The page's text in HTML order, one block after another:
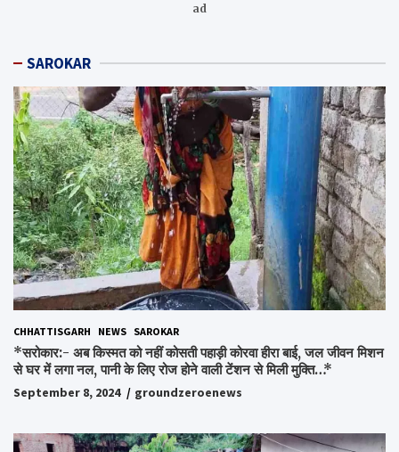
ad
SAROKAR
CHHATTISGARH NEWS SAROKAR
*सरोकार:- अब किस्मत को नहीं कोसती पहाड़ी कोरवा हीरा बाई, जल जीवन मिशन
से घर में लगा नल, पानी के लिए रोज होने वाली टेंशन से मिली मुक्ति…*
September 8, 2024 groundzeroenews